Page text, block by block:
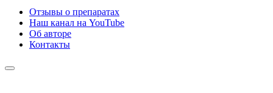
Отзывы о препаратах
Наш канал на YouTube
Об авторе
Контакты